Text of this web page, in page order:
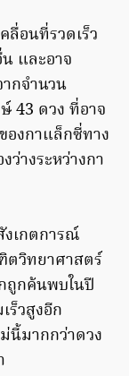
ลื่อนที่รวดเร็ว
และอาจ
กจำนวน
43 ดวง ที่อาจ
องกาแล็กซี่ทาง
ว่างระหว่างกา
เกตการณ์
ตวิทยาศาสตร์
ถูกค้นพบในปี
ร็วสูงอีก
นี้มากกว่าดวง